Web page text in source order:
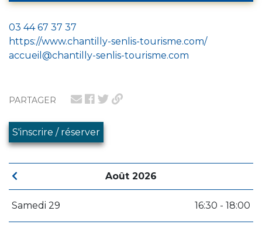
PARTAGER
S'inscrire / réserver
Août 2026
Samedi 29 16:30 - 18:00
03 44 67 37 37
https://www.chantilly-senlis-tourisme.com/
accueil@chantilly-senlis-tourisme.com